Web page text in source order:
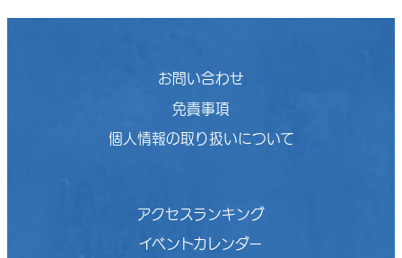
お問い合わせ
免責事項
個人情報の取り扱いについて
アクセスランキング
イベントカレンダー